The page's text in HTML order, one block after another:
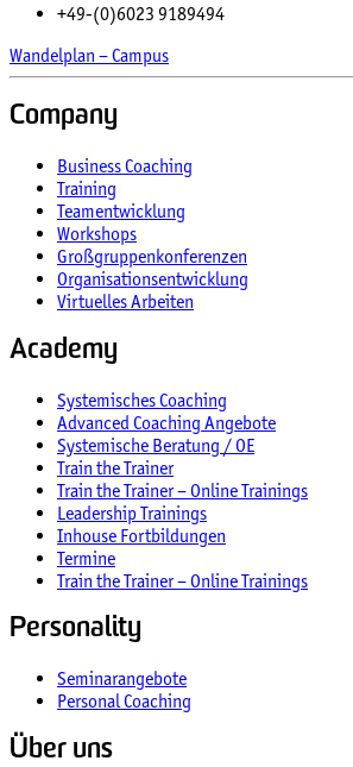
+49-(0)6023 9189494
Wandelplan – Campus
Company
Business Coaching
Training
Teamentwicklung
Workshops
Großgruppenkonferenzen
Organisationsentwicklung
Virtuelles Arbeiten
Academy
Systemisches Coaching
Advanced Coaching Angebote
Systemische Beratung / OE
Train the Trainer
Train the Trainer – Online Trainings
Leadership Trainings
Inhouse Fortbildungen
Termine
Train the Trainer – Online Trainings
Personality
Seminarangebote
Personal Coaching
Über uns